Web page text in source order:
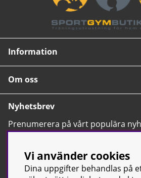
Information
Om oss
Nyhetsbrev
Prenumerera på vårt populära
tips, nyheter och våra allra bästa
Vi använder cookies
Dina uppgifter behandlas på